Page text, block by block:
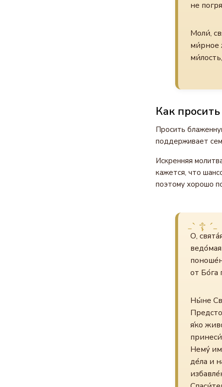
не
Моли́,
ми́рное
Как
Просить
поддерживает
Искренняя
кажется, что
поэтому хорошо
О,
от Бо́га
Ны́не
я́ко
Нему́
де́ла и